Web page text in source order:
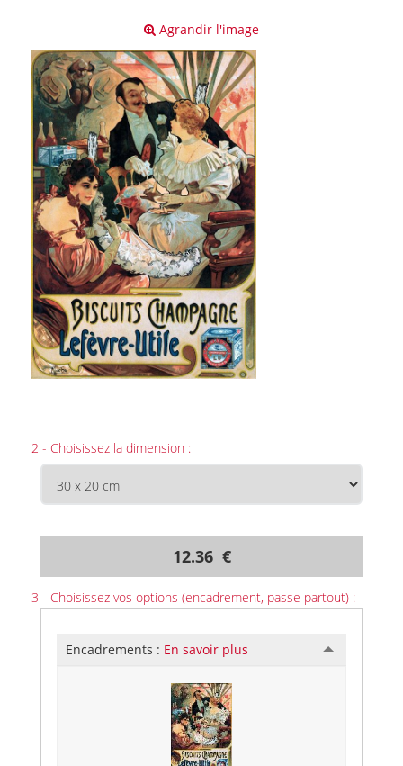
Agrandir l'image
2 - Choisissez la dimension :
12.36 €
3 - Choisissez vos options (encadrement, passe partout) :
Encadrements : En savoir plus